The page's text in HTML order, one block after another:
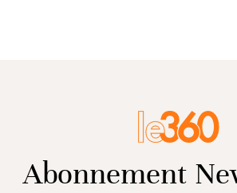
Abonnement